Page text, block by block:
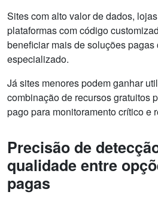
Sites com alto valor de dados,
plataformas com código
beneficiar mais de soluções pagas
especializado.
Já sites menores podem ganhar
combinação de recursos gratuitos
pago para monitoramento crítico e
Precisão de
qualidade entre
pagas